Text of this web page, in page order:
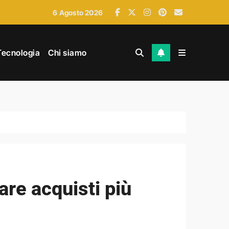
6 Agosto 2026
Chi siamo
acquisti più